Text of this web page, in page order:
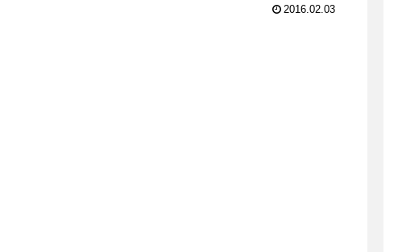
2016.02.03